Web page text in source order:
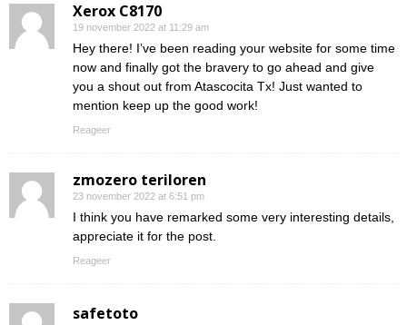
Xerox C8170
19 november 2022 at 11:29 am
Hey there! I’ve been reading your website for some time
now and finally got the bravery to go ahead and give
you a shout out from Atascocita Tx! Just wanted to
mention keep up the good work!
Reageer
zmozero teriloren
23 november 2022 at 6:51 pm
I think you have remarked some very interesting details,
appreciate it for the post.
Reageer
safetoto